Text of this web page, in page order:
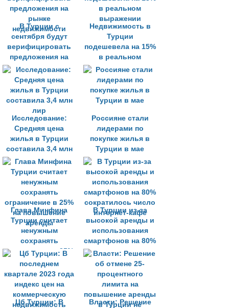
В Турции с
сентября будут
верифицировать
предложения на
рынке
недвижимости
Недвижимость в
Турции
подешевела на 15%
в реальном
выражении
Исследование:
Средняя цена
жилья в Турции
составила 3,4 млн
лир
Россияне стали
лидерами по
покупке жилья в
Турции в мае
Глава Минфина
Турции считает
ненужным
сохранять
ограничение в 25%
на повышение
аренды
В Турции из-за
высокой аренды и
использования
смартфонов на 80%
сократилось число
интернет-кафе
Цб Турции: В
Власти: Решение